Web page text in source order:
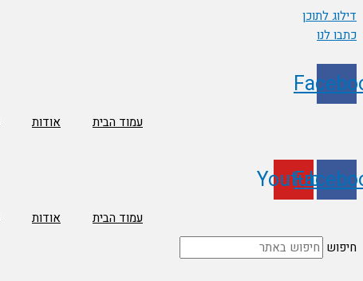
דילוג לתוכן
כתבו לנו
עמוד הבית אודות
Youtube
עמוד הבית אודות
חיפוש